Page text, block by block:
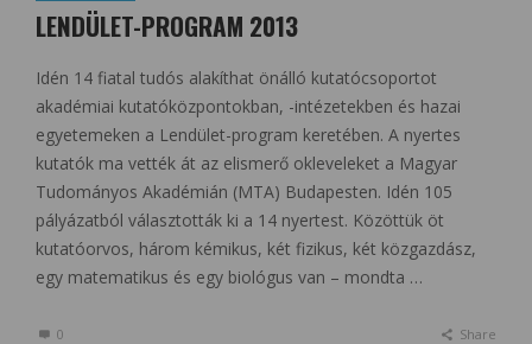
LENDÜLET-PROGRAM 2013
Idén 14 fiatal tudós alakíthat önálló kutatócsoportot
akadémiai kutatóközpontokban, -intézetekben és hazai
egyetemeken a Lendület-program keretében. A nyertes
kutatók ma vették át az elismerő okleveleket a Magyar
Tudományos Akadémián (MTA) Budapesten. Idén 105
pályázatból választották ki a 14 nyertest. Közöttük öt
kutatóorvos, három kémikus, két fizikus, két közgazdász,
egy matematikus és egy biológus van – mondta …
0 Share